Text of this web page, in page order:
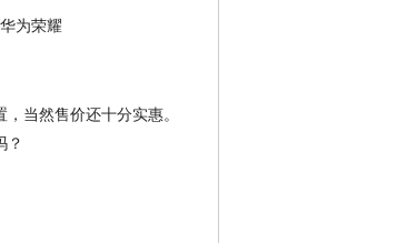
当然售价还十分实惠。
？